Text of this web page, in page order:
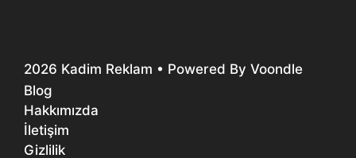
2026 Kadim Reklam • Powered By Voondle
Blog
Hakkımızda
İletişim
Gizlilik